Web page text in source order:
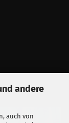
andere
auch von